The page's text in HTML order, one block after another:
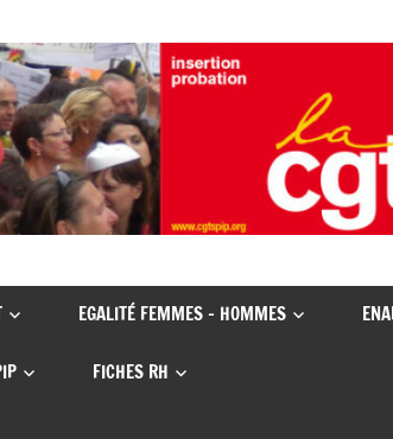
EGALITÉ FEMMES – HOMMES
FICHES RH